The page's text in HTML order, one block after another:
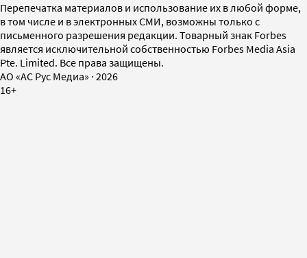
Перепечатка материалов и использование их в любой форме,
в том числе и в электронных СМИ, возможны только с
письменного разрешения редакции. Товарный знак Forbes
является исключительной собственностью Forbes Media Asia
Pte. Limited. Все права защищены.
AO «АС Рус Медиа» · 2026
16+